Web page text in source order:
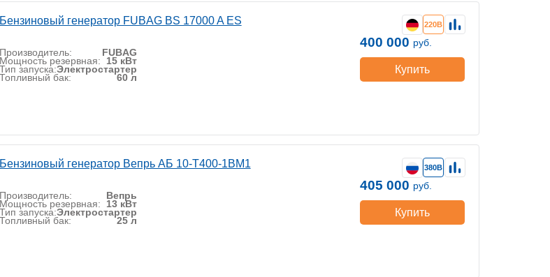
Бензиновый генератор FUBAG BS 17000 A ES
Производитель: FUBAG
Мощность резервная: 15 кВт
Тип запуска:Электростартер
Топливный бак: 60 л
220В
400 000 руб.
Купить
Бензиновый генератор Вепрь АБ 10-Т400-1ВМ1
Производитель: Вепрь
Мощность резервная: 13 кВт
Тип запуска:Электростартер
Топливный бак: 25 л
380В
405 000 руб.
Купить